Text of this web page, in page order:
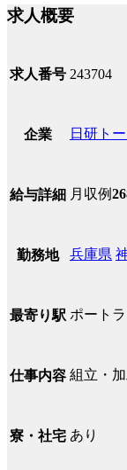
求人概要
求人番号 243704
企業 日研ト
給与詳細 月収例
勤務地 兵庫県
最寄り駅 ポート
仕事内容 組立・
寮・社宅 あり